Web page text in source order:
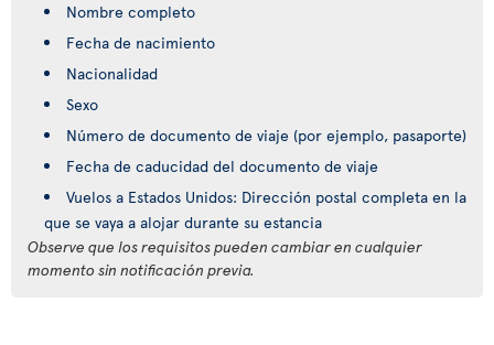
Nombre completo
Fecha de nacimiento
Nacionalidad
Sexo
Número de documento de viaje (por ejemplo, pasaporte)
Fecha de caducidad del documento de viaje
Vuelos a Estados Unidos: Dirección postal completa en la
que se vaya a alojar durante su estancia
Observe que los requisitos pueden cambiar en cualquier
momento sin notificación previa.